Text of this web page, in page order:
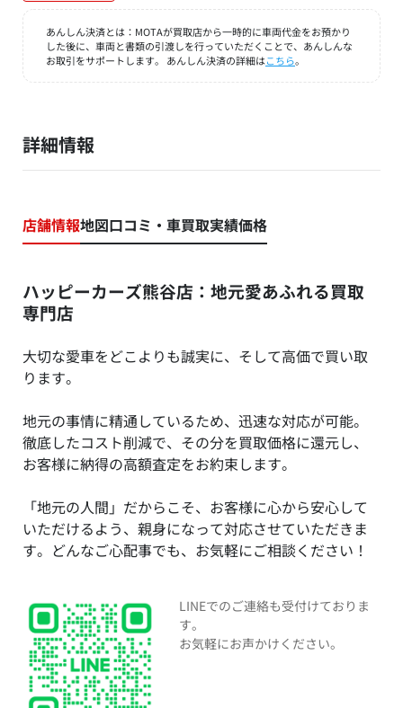
あんしん決済とは：MOTAが買取店から一時的に車両代金をお預かり
した後に、車両と書類の引渡しを行っていただくことで、あんしんな
お取引をサポートします。 あんしん決済の詳細はこちら。
詳細情報
店舗情報地図口コミ・車買取実績価格
ハッピーカーズ熊谷店：地元愛あふれる買取
専門店
大切な愛車をどこよりも誠実に、そして高価で買い取
ります。
地元の事情に精通しているため、迅速な対応が可能。
徹底したコスト削減で、その分を買取価格に還元し、
お客様に納得の高額査定をお約束します。
「地元の人間」だからこそ、お客様に心から安心して
いただけるよう、親身になって対応させていただきま
す。どんなご心配事でも、お気軽にご相談ください！
LINEでのご連絡も受付けておりま
す。
お気軽にお声かけください。